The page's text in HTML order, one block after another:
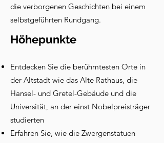
die verborgenen Geschichten bei einem
selbstgeführten Rundgang.
Höhepunkte
Entdecken Sie die berühmtesten Orte in
der Altstadt wie das Alte Rathaus, die
Hansel- und Gretel-Gebäude und die
Universität, an der einst Nobelpreisträger
studierten
Erfahren Sie, wie die Zwergenstatuen